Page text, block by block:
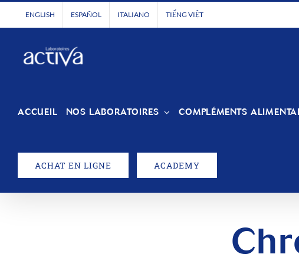
Passer
au
contenu
ENGLISH ESPAÑOL ITALIANO TIẾNG VIỆT
ACCUEIL NOS LABORATOIRES COMPLÉMENTS
ACHAT EN LIGNE ACADEMY